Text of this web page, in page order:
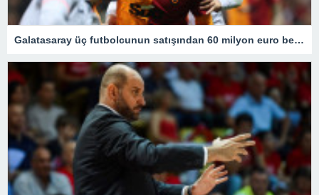
Galatasaray üç futbolcunun satışından 60 milyon euro bekliyor